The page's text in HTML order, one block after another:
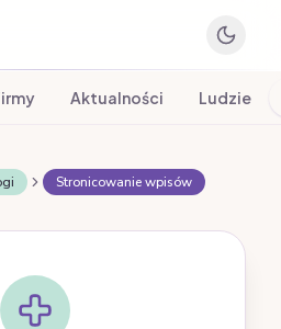
Aktualności Ludzie
Stronicowanie wpisów